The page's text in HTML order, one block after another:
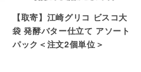
【取寄】江崎グリコ ビスコ大
袋 発酵バター仕立て アソート
パック＜注文2個単位＞